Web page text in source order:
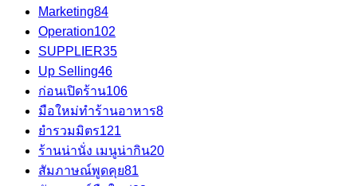
Marketing84
Operation102
SUPPLIER35
Up Selling46
ก่อนเปิดร้าน106
มือใหม่ทำร้านอาหาร8
ยำรวมมิตร121
ร้านน่านั่ง เมนูน่ากิน20
สัมภาษณ์พูดคุย81